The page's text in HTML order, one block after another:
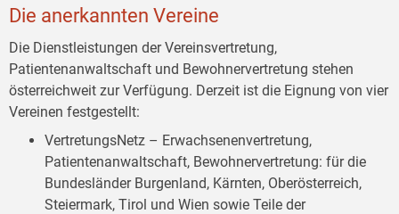
Die anerkannten Vereine
Die Dienstleistungen der Vereinsvertretung,
Patientenanwaltschaft und Bewohnervertretung stehen
österreichweit zur Verfügung. Derzeit ist die Eignung von vier
Vereinen festgestellt:
VertretungsNetz – Erwachsenenvertretung,
Patientenanwaltschaft, Bewohnervertretung: für die
Bundesländer Burgenland, Kärnten, Oberösterreich,
Steiermark, Tirol und Wien sowie Teile der